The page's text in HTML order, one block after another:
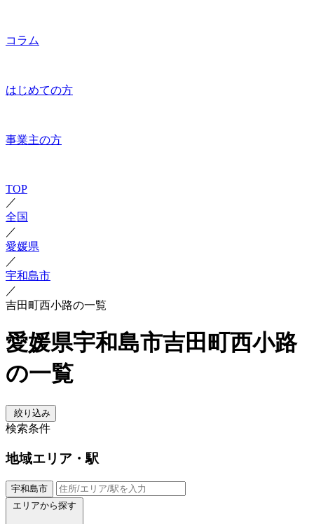
コラム
はじめての方
事業主の方
TOP
／
全国
／
愛媛県
／
宇和島市
／
吉田町西小路の一覧
愛媛県宇和島市吉田町西小路
の一覧
絞り込み
検索条件
地域エリア・駅
宇和島市
エリアから探す